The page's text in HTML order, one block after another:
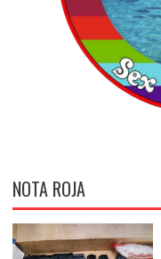
NOTA ROJA